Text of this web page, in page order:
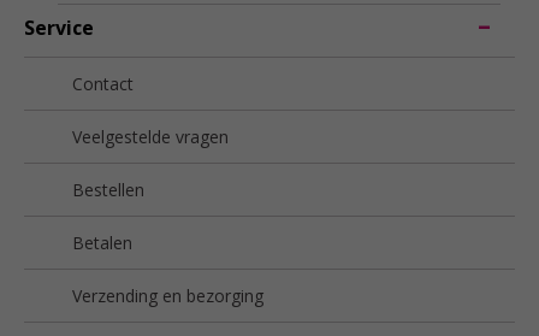
Service
Contact
Veelgestelde vragen
Bestellen
Betalen
Verzending en bezorging